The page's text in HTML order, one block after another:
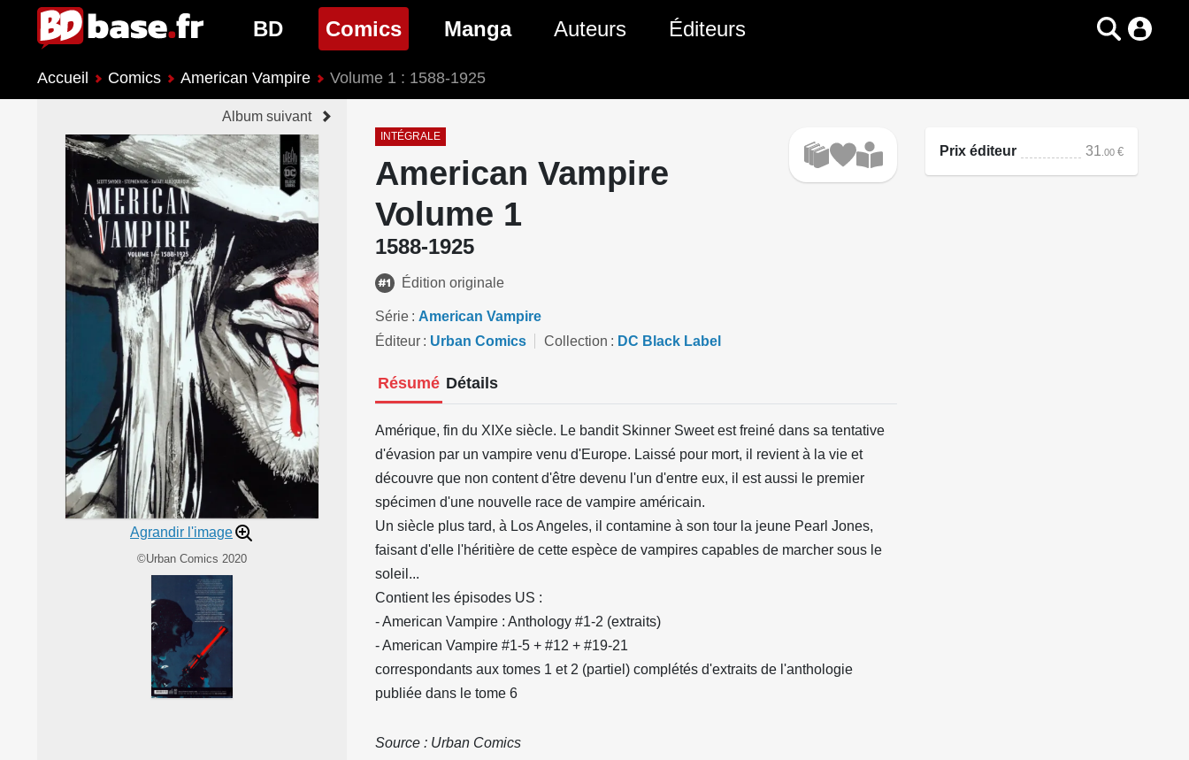
BD
Nouveautés BD
Prochaines sorties BD
Genres BD
Comics(page courante)
Nouveautés Comics
Prochaines sorties Comics
Genres Comics
Manga
Nouveautés Manga
Genres Manga
Auteurs Éditeurs
Accueil Comics American Vampire Volume 1 : 1588-1925
Album suivant
Agrandir l'image
©Urban Comics 2020
INTÉGRALE
American Vampire
Volume 1
1588-1925
Édition originale
Série
American Vampire
Éditeur
Urban Comics Collection DC Black Label
Résumé Détails
Amérique, fin du XIXe siècle. Le bandit Skinner Sweet est freiné dans sa tentative
d'évasion par un vampire venu d'Europe. Laissé pour mort, il revient à la vie et
découvre que non content d'être devenu l'un d'entre eux, il est aussi le premier
spécimen d'une nouvelle race de vampire américain.
Un siècle plus tard, à Los Angeles, il contamine à son tour la jeune Pearl Jones,
faisant d'elle l'héritière de cette espèce de vampires capables de marcher sous le
soleil...
Contient les épisodes US :
- American Vampire : Anthology #1-2 (extraits)
- American Vampire #1-5 + #12 + #19-21
correspondants aux tomes 1 et 2 (partiel) complétés d'extraits de l'anthologie
publiée dans le tome 6
Source : Urban Comics
Prix éditeur 31 .00 €